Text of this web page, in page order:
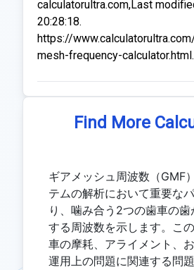
calculatorultra.com,Last
20:28:18.
https://
mesh-frequency-calculator.html.
Find More
ギアメッシュ周波数（GMF
テムの解析において重要な
り、噛み合う2つの歯車の
する周波数を示します。こ
車の摩耗、アライメント、
運用上の問題に関連する問